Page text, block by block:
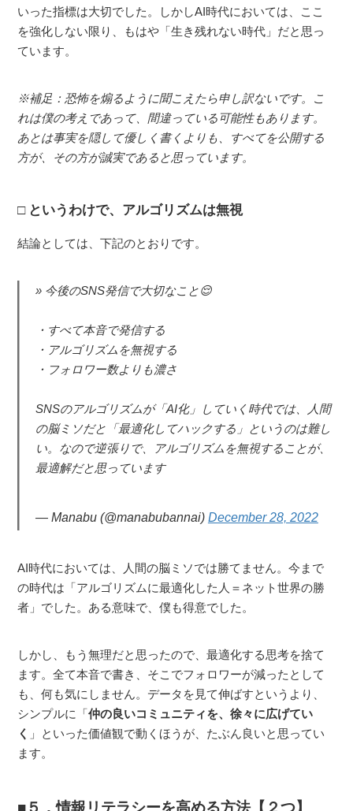
いった指標は大切でした。しかしAI時代においては、ここ
を強化しない限り、もはや「生き残れない時代」だと思っ
ています。
※補足：恐怖を煽るように聞こえたら申し訳ないです。こ
れは僕の考えであって、間違っている可能性もあります。
あとは事実を隠して優しく書くよりも、すべてを公開する
方が、その方が誠実であると思っています。
というわけで、アルゴリズムは無視
結論としては、下記のとおりです。
今後のSNS発信で大切なこと😌
・すべて本音で発信する
・アルゴリズムを無視する
・フォロワー数よりも濃さ
SNSのアルゴリズムが「AI化」していく時代では、人間
の脳ミソだと「最適化してハックする」というのは難し
い。なので逆張りで、アルゴリズムを無視することが、
最適解だと思っています
— Manabu (@manabubannai) December 28, 2022
AI時代においては、人間の脳ミソでは勝てません。今まで
の時代は「アルゴリズムに最適化した人＝ネット世界の勝
者」でした。ある意味で、僕も得意でした。
しかし、もう無理だと思ったので、最適化する思考を捨て
ます。全て本音で書き、そこでフォロワーが減ったとして
も、何も気にしません。データを見て伸ばすというより、
シンプルに「仲の良いコミュニティを、徐々に広げてい
く 」といった価値観で動くほうが、たぶん良いと思ってい
ます。